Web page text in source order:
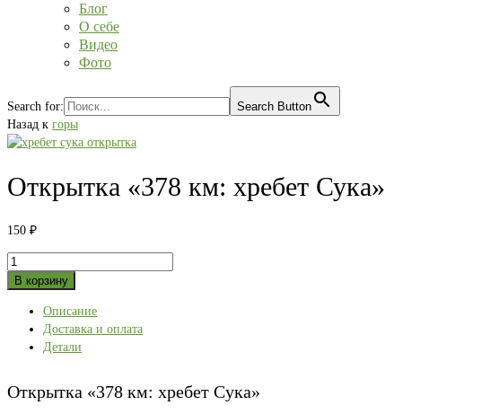
Блог
О себе
Видео
Фото
Search for:
Search Button
Назад к горы
Открытка «378 км: хребет Сука»
150 ₽
Количество
товара
«378
хребет
В корзину
Описание
Доставка и оплата
Детали
Открытка «378 км: хребет Сука»